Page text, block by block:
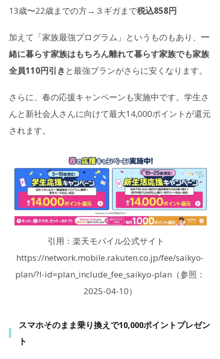
13歳〜22歳までの方→３ギガまで税込858円
加えて「家族最強プログラム」というものもあり、 一
緒に暮らす家族はもちろん離れて暮らす家族でも家族
全員110円引き と最強プランがさらに安くなります。
さらに、春の応援キャンペーンも実施中です。学生さ
んと新社会人さんに向けて最大14,000ポイントが還元
されます。
引用：楽天モバイル公式サイト
https://network.mobile.rakuten.co.jp/fee/saikyo-
plan/?l-id=plan_include_fee_saikyo-plan（参照：
2025-04-10）
スマホそのまま乗り換えで10,000ポイントプレゼン
ト